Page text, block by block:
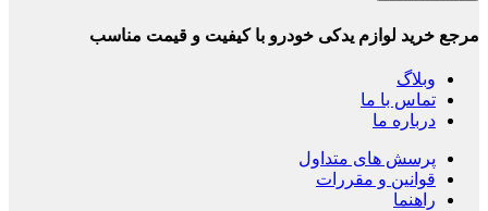
مرجع خرید لوازم یدکی خودرو با کیفیت و قیمت مناسب
وبلاگ
تماس با ما
درباره ما
پرسش های متداول
قوانین و مقررات
راهنما